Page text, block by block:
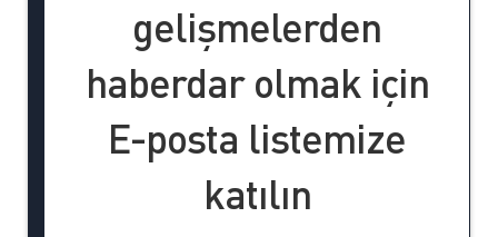
gelişmelerden
haberdar olmak için
E-posta listemize
katılın